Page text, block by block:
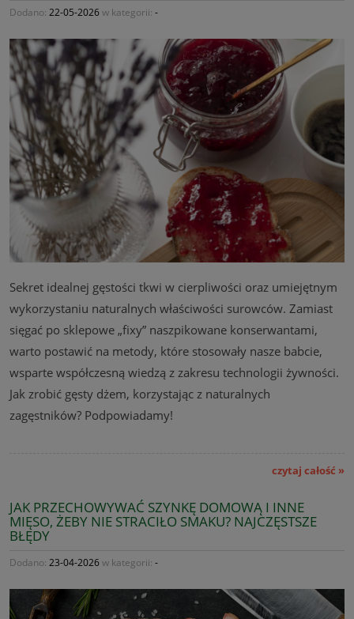
Dodano: 22-05-2026w kategorii: -
Sekret idealnej gęstości tkwi w cierpliwości oraz umiejętnym
wykorzystaniu naturalnych właściwości surowców. Zamiast
sięgać po sklepowe „fixy” naszpikowane konserwantami,
warto postawić na metody, które stosowały nasze babcie,
wsparte współczesną wiedzą z zakresu technologii żywności.
Jak zrobić gęsty dżem, korzystając z naturalnych
zagęstników? Podpowiadamy!
czytaj całość »
JAK PRZECHOWYWAĆ SZYNKĘ DOMOWĄ I INNE
MIĘSO, ŻEBY NIE STRACIŁO SMAKU? NAJCZĘSTSZE
BŁĘDY
Dodano: 23-04-2026w kategorii: -